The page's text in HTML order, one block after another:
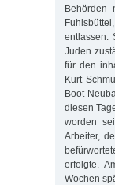
Behörden
entlassen.
Juden
für den
Kurt
Boot-
diesen
worden
Arbeiter,
erfolgte.
Wochen